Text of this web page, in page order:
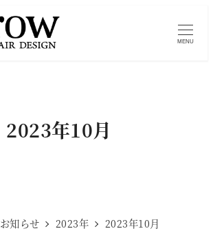
MENU
2023年10月
お知らせ 2023年 2023年10月